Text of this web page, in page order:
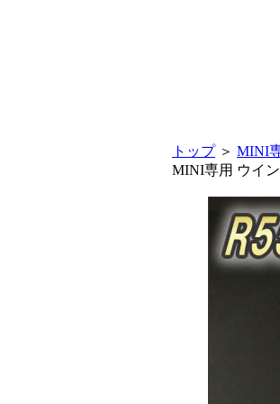
トップ＞ MINI
MINI専用 ウイ